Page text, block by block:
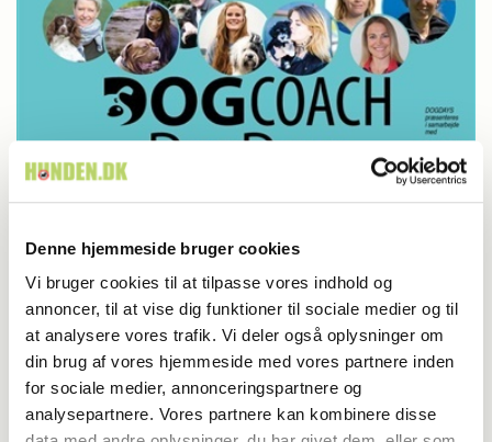
Denne hjemmeside bruger cookies
Vi bruger cookies til at tilpasse vores indhold og
annoncer, til at vise dig funktioner til sociale medier og til
at analysere vores trafik. Vi deler også oplysninger om
din brug af vores hjemmeside med vores partnere inden
for sociale medier, annonceringspartnere og
analysepartnere. Vores partnere kan kombinere disse
Aktuelt
2 dage med vuf i Hillerød